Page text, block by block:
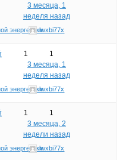
энергетики
3 месяца, 1
неделя назад
lwxbi77x
энергетики
1
1
3 месяца, 1
неделя назад
lwxbi77x
энергетики
1
1
3 месяца, 2
недели назад
lwxbi77x